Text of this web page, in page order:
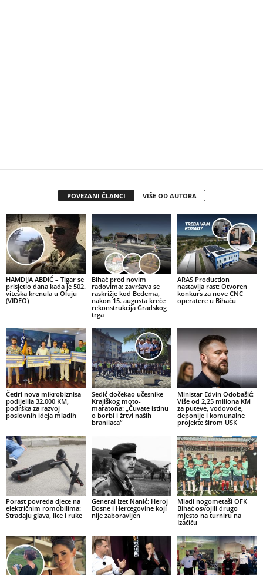
POVEZANI ČLANCI VIŠE OD AUTORA
HAMDIJA ABDIĆ – Tigar se
prisjetio dana kada je 502.
viteška krenula u Oluju
(VIDEO)
Bihać pred novim
radovima: završava se
raskrižje kod Bedema,
nakon 15. augusta kreće
rekonstrukcija Gradskog
trga
ARAS Production
nastavlja rast: Otvoren
konkurs za nove CNC
operatere u Bihaću
Četiri nova mikrobiznisa
podijelila 32.000 KM,
podrška za razvoj
poslovnih ideja mladih
Sedić dočekao učesnike
Krajiškog moto-
maratona: „Čuvate istinu
o borbi i žrtvi naših
branilaca“
Ministar Edvin Odobašić:
Više od 2,25 miliona KM
za puteve, vodovode,
deponije i komunalne
projekte širom USK
Porast povreda djece na
električnim romobilima:
Stradaju glava, lice i ruke
General Izet Nanić: Heroj
Bosne i Hercegovine koji
nije zaboravljen
Mladi nogometaši OFK
Bihać osvojili drugo
mjesto na turniru na
Izačiću